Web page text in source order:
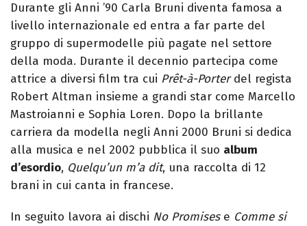
Durante gli Anni ’90 Carla Bruni diventa famosa a
livello internazionale ed entra a far parte del
gruppo di supermodelle più pagate nel settore
della moda. Durante il decennio partecipa come
attrice a diversi film tra cui Prêt-à-Porterdel regista
Robert Altman insieme a grandi star come Marcello
Mastroianni e Sophia Loren. Dopo la brillante
carriera da modella negli Anni 2000 Bruni si dedica
alla musica e nel 2002 pubblica il suo album
d’esordio, Quelqu’un m’a dit, una raccolta di 12
brani in cui canta in francese.
In seguito lavora ai dischi No Promises e Comme si